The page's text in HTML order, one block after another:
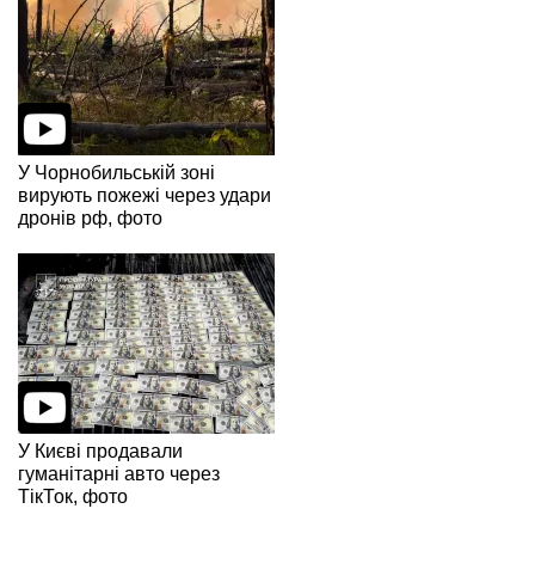
У Чорнобильській зоні
вирують пожежі через удари
дронів рф, фото
У Києві продавали
гуманітарні авто через
ТікТок, фото